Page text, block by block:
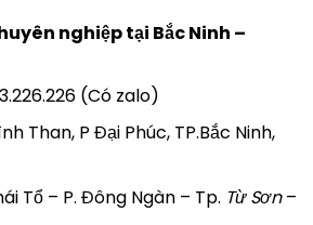
nghiệp tại Bắc Ninh –
(Có zalo)
Than, P Đại Phúc, TP.Bắc Ninh,
Tổ – P. Đông Ngàn – Tp. Từ Sơn–